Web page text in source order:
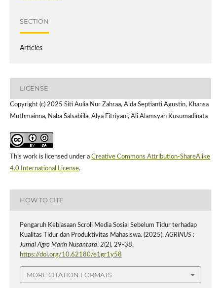
SECTION
Articles
LICENSE
Copyright (c) 2025 Siti Aulia Nur Zahraa, Alda Septianti Agustin, Khansa
Muthmainna, Naba Salsabiila, Alya Fitriyani, Ali Alamsyah Kusumadinata
This work is licensed under a Creative Commons Attribution-ShareAlike
4.0 International License.
HOW TO CITE
Pengaruh Kebiasaan Scroll Media Sosial Sebelum Tidur terhadap
Kualitas Tidur dan Produktivitas Mahasiswa. (2025).AGRINUS :
Jurnal Agro Marin Nusantara, 2(2), 29-38.
https://doi.org/10.62180/e1gr1y58
MORE CITATION FORMATS